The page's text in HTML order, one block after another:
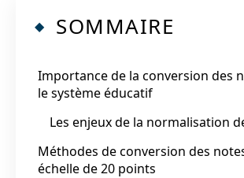
SOMMAIRE
Importance de la conversion des
le système éducatif
Les enjeux de la normalisation
Méthodes de conversion des
échelle de 20 points